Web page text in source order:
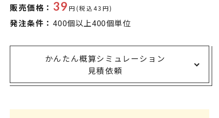
販売価格： 39 円(税込43円)
発注条件： 400個以上400個単位
かんたん概算シミュレーション
見積依頼